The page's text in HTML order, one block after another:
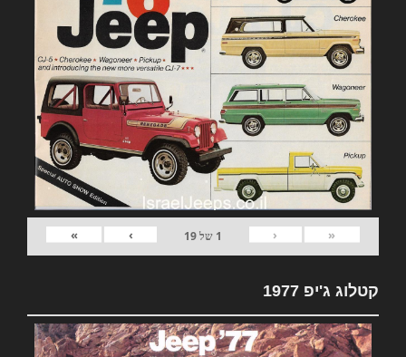
«
‹
1 של19
›
»
קטלוג ג'יפ 1977